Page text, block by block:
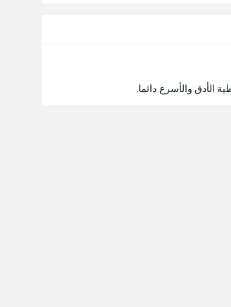
الأدق والأسرع دائما.